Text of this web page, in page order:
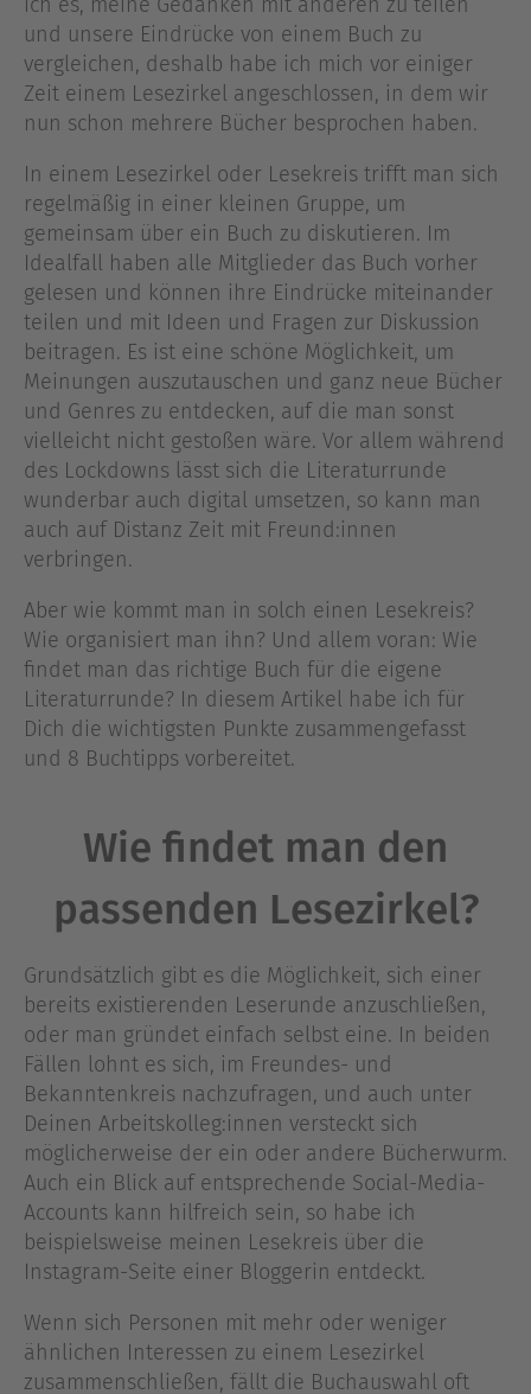
und unsere Eindrücke von einem Buch zu
vergleichen, deshalb habe ich mich vor einiger
Zeit einem Lesezirkel angeschlossen, in dem wir
nun schon mehrere Bücher besprochen haben.
In einem Lesezirkel oder Lesekreis trifft man sich
regelmäßig in einer kleinen Gruppe, um
gemeinsam über ein Buch zu diskutieren. Im
Idealfall haben alle Mitglieder das Buch vorher
gelesen und können ihre Eindrücke miteinander
teilen und mit Ideen und Fragen zur Diskussion
beitragen. Es ist eine schöne Möglichkeit, um
Meinungen auszutauschen und ganz neue Bücher
und Genres zu entdecken, auf die man sonst
vielleicht nicht gestoßen wäre. Vor allem während
des Lockdowns lässt sich die Literaturrunde
wunderbar auch digital umsetzen, so kann man
auch auf Distanz Zeit mit Freund:innen
verbringen.
Aber wie kommt man in solch einen Lesekreis?
Wie organisiert man ihn? Und allem voran: Wie
findet man das richtige Buch für die eigene
Literaturrunde? In diesem Artikel habe ich für
Dich die wichtigsten Punkte zusammengefasst
und 8 Buchtipps vorbereitet.
Wie findet man den
passenden Lesezirkel?
Grundsätzlich gibt es die Möglichkeit, sich einer
bereits existierenden Leserunde anzuschließen,
oder man gründet einfach selbst eine. In beiden
Fällen lohnt es sich, im Freundes- und
Bekanntenkreis nachzufragen, und auch unter
Deinen Arbeitskolleg:innen versteckt sich
möglicherweise der ein oder andere Bücherwurm.
Auch ein Blick auf entsprechende Social-Media-
Accounts kann hilfreich sein, so habe ich
beispielsweise meinen Lesekreis über die
Instagram-Seite einer Bloggerin entdeckt.
Wenn sich Personen mit mehr oder weniger
ähnlichen Interessen zu einem Lesezirkel
zusammenschließen, fällt die Buchauswahl oft